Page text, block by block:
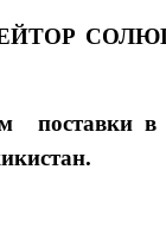
СОЛЮШНЗ
поставки в